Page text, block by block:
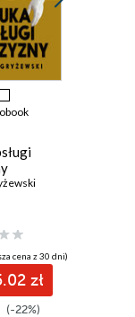
cena z 30 dni)
zł
(-22%)